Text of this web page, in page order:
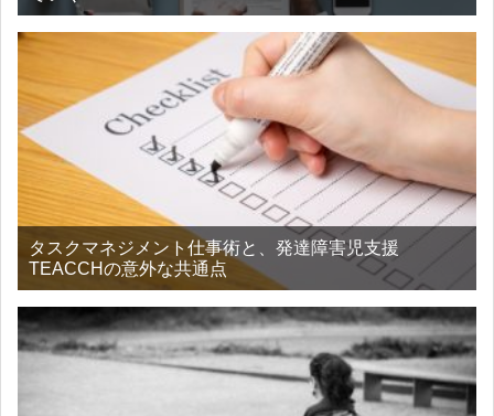
タスクマネジメント仕事術と、発達障害児支援
TEACCHの意外な共通点